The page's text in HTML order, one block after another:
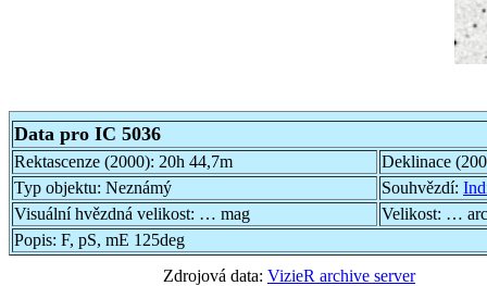
Data pro IC 5036
Rektascenze (2000): 20h 44,7m
Deklinace
Typ objektu: Neznámý Souhvězdí:
Visuální hvězdná velikost: … mag Velikost: …
Popis: F, pS, mE 125deg
Zdrojová data: VizieR archive server